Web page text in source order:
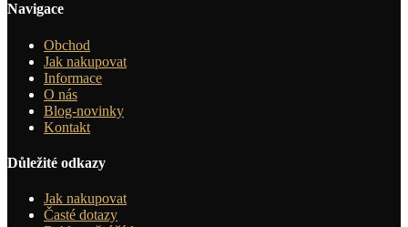
Navigace
Obchod
Jak nakupovat
Informace
O nás
Blog-novinky
Kontakt
Důležité odkazy
Jak nakupovat
Časté dotazy